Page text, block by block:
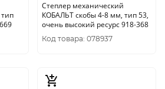
Степлер механический
КОБАЛЬТ скобы 4-8 мм, тип 53,
очень высокий ресурс 918-368
Код товара: 078937